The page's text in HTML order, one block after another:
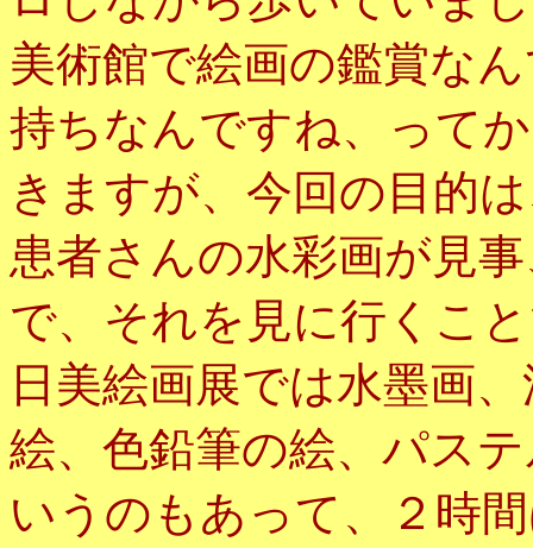
美術館で絵画の鑑賞な
持ちなんですね、って
きますが、今回の目的
患者さんの水彩画が見
で、それを見に行くこ
日美絵画展では水墨画
絵、色鉛筆の絵、パス
いうのもあって、２時